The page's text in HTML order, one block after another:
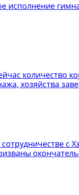
исполнение
количество
хозяйства
с